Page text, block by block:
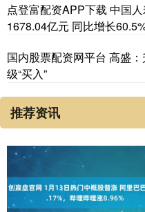
点登富配资APP下载 中国
1678.04亿元 同比增长
国内股票配资网平台 高盛
级“买入”
推荐资讯